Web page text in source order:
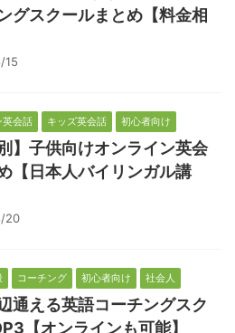
グスクールまとめ【料金相
15
英会話 キッズ英会話 初心者向け
別】子供向けオンライン英会
【日本人バイリンガル講
20
コーチング 初心者向け 社会人
通える英語コーチングスク
【オンラインも可能】